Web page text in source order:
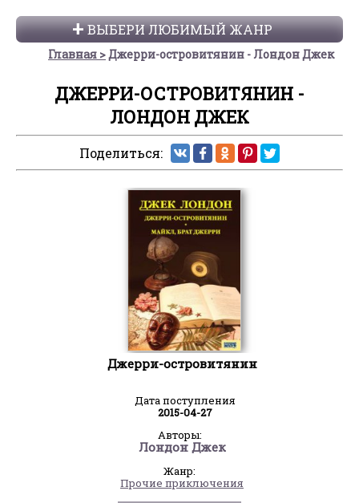
ВЫБЕРИ ЛЮБИМЫЙ ЖАНР
Главная Джерри-островитянин - Лондон Джек
ДЖЕРРИ-ОСТРОВИТЯНИН -
ЛОНДОН ДЖЕК
Поделиться:
Джерри-островитянин
Дата поступления
2015-04-27
Авторы:
Лондон Джек
Жанр:
Прочие приключения